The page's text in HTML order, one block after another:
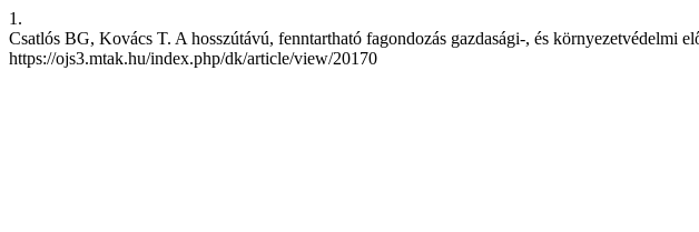
1.
Csatlós BG, Kovács T. A hosszútávú, fenntartható fagondozás gazdasági-, és
https://ojs3.mtak.hu/index.php/dk/article/view/20170